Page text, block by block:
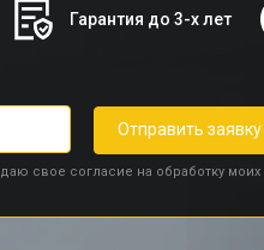
Гарантия до 3-х лет
Отправить заявку
свое согласие на обработку моих